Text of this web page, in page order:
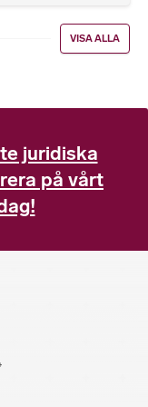
VISA ALLA
juridiska
på vårt